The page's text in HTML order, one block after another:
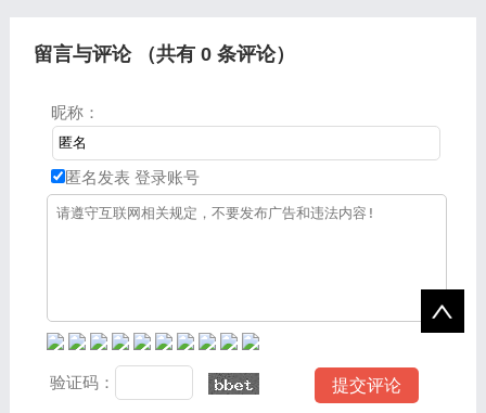
留言与评论 （共有 0条评论）
昵称：
匿名发表 登录账号
验证码：